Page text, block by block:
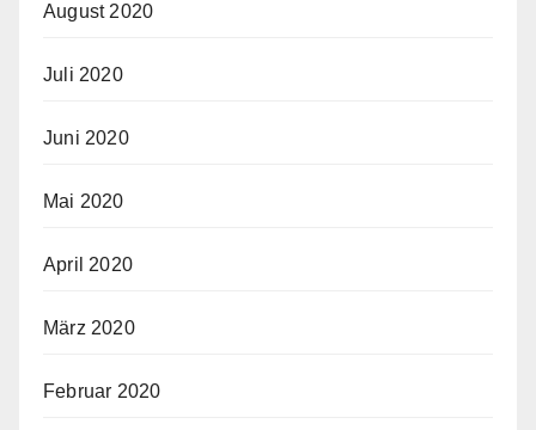
August 2020
Juli 2020
Juni 2020
Mai 2020
April 2020
März 2020
Februar 2020